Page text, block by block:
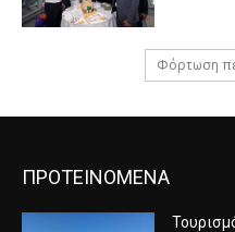
Φόρτωση
ΠΡΟΤΕΙΝΟΜΕΝΑ